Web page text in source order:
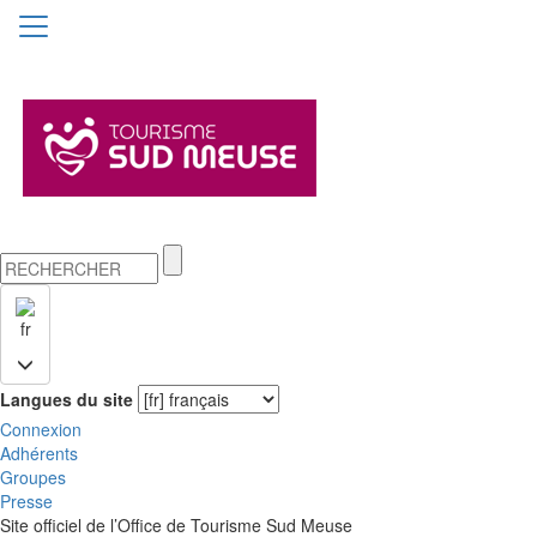
fr
Langues du site
Connexion
Adhérents
Groupes
Presse
Site officiel de l’Office de Tourisme Sud Meuse